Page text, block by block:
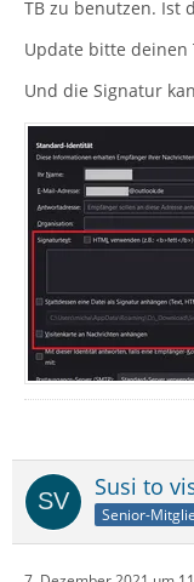
TB zu benutzen. Ist
Update bitte deinen
Und die Signatur
Susi to
Senior-